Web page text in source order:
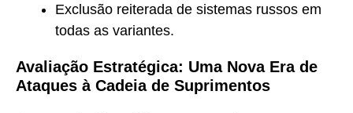
Exclusão reiterada de sistemas russos em
todas as variantes.
Avaliação Estratégica: Uma Nova Era de
Ataques à Cadeia de Suprimentos